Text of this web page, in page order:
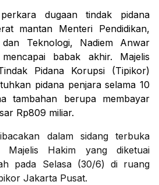
dugaan tindak pidana
mantan Menteri Pendidikan,
dan Teknologi, Nadiem Anwar
babak akhir. Majelis
Pidana Korupsi (Tipikor)
pidana penjara selama 10
tambahan berupa membayar
Rp809 miliar.
dalam sidang terbuka
Hakim yang diketuai
pada Selasa (30/6) di ruang
Jakarta Pusat.